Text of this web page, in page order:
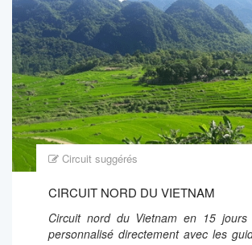
Circuit suggérés
CIRCUIT NORD DU VIETNAM
Circuit nord du Vietnam en 15 jours
personnalisé directement avec les